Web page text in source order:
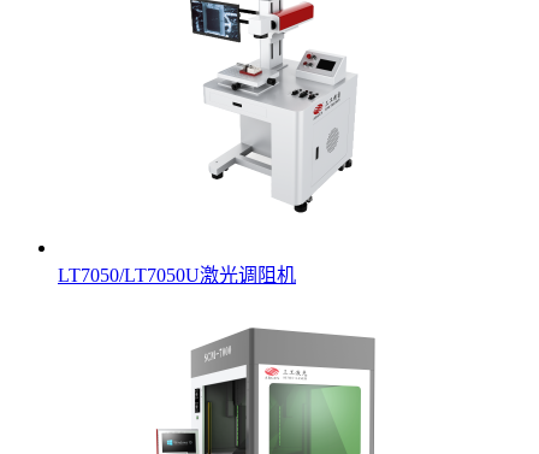
LT7050/LT7050U激光调阻机